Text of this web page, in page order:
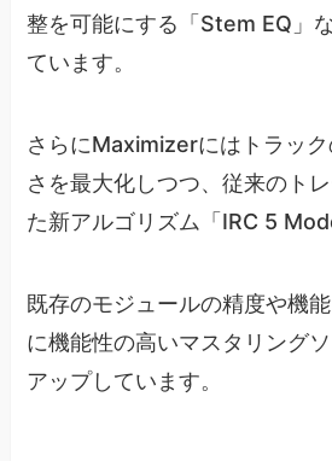
整を可能にする「Stem EQ」
ています。
さらにMaximizerにはトラッ
さを最大化しつつ、従来のト
た新アルゴリズム「IRC 5
既存のモジュールの精度や機
に機能性の高いマスタリング
アップしています。